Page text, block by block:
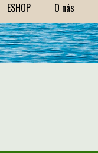
ESHOP O nás